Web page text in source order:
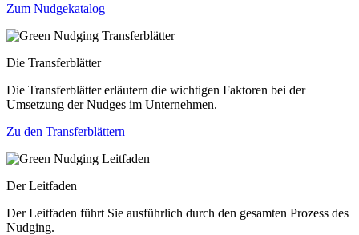
Zum Nudgekatalog
Die Transferblätter
Die Transferblätter erläutern die wichtigen Faktoren bei der
Umsetzung der Nudges im Unternehmen.
Zu den Transferblättern
Der Leitfaden
Der Leitfaden führt Sie ausführlich durch den gesamten Prozess des
Nudging.